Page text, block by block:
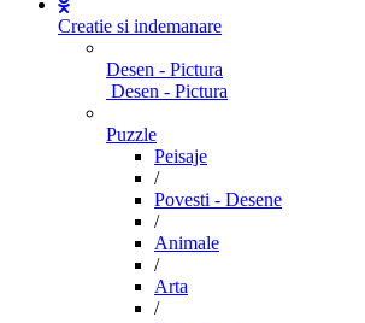
Creatie si indemanare
Desen - Pictura
Desen - Pictura
Puzzle
Peisaje
/
Povesti - Desene
/
Animale
/
Arta
/